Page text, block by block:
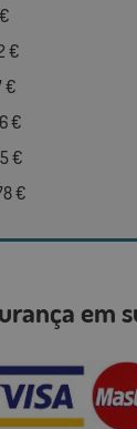
€
€
€
€
€
em